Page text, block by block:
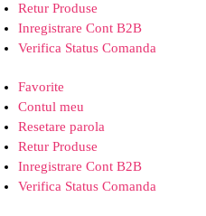
Retur Produse
Inregistrare Cont B2B
Verifica Status Comanda
Favorite
Contul meu
Resetare parola
Retur Produse
Inregistrare Cont B2B
Verifica Status Comanda